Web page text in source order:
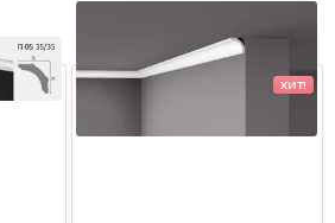
ХИТ!